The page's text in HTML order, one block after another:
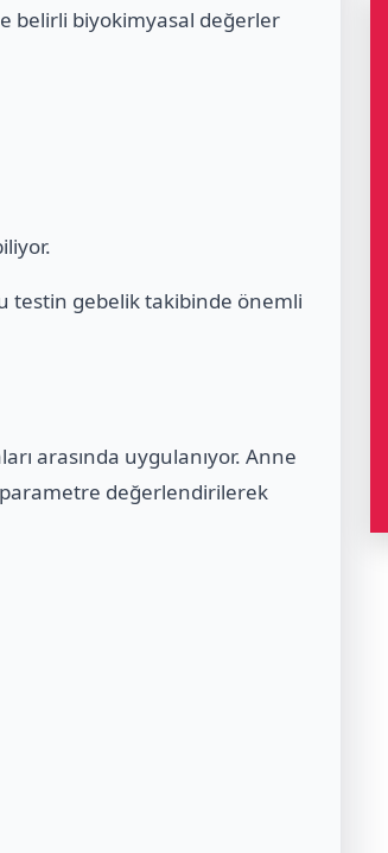
belirli biyokimyasal değerler
testin gebelik takibinde önemli
arasında uygulanıyor. Anne
değerlendirilerek